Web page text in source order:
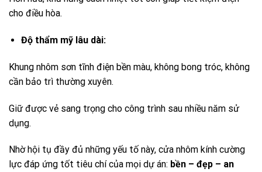
cho điều hòa.
Độ thẩm mỹ lâu dài:
Khung nhôm sơn tĩnh điện bền màu, không bong tróc, không
cần bảo trì thường xuyên.
Giữ được vẻ sang trọng cho công trình sau nhiều năm sử
dụng.
Nhờ hội tụ đầy đủ những yếu tố này, cửa nhôm kính cường
lực đáp ứng tốt tiêu chí của mọi dự án: bền – đẹp – an